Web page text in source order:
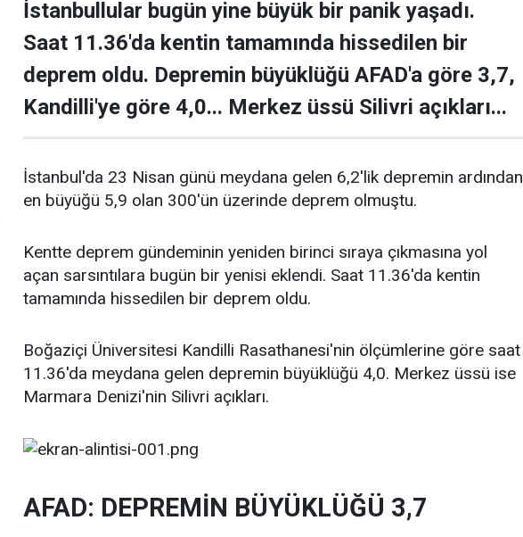
İstanbullular bugün yine büyük bir panik yaşadı.
Saat 11.36'da kentin tamamında hissedilen bir
deprem oldu. Depremin büyüklüğü AFAD'a göre 3,7,
Kandilli'ye göre 4,0... Merkez üssü Silivri açıkları...
İstanbul'da 23 Nisan günü meydana gelen 6,2'lik depremin ardından
en büyüğü 5,9 olan 300'ün üzerinde deprem olmuştu.
Kentte deprem gündeminin yeniden birinci sıraya çıkmasına yol
açan sarsıntılara bugün bir yenisi eklendi. Saat 11.36'da kentin
tamamında hissedilen bir deprem oldu.
Boğaziçi Üniversitesi Kandilli Rasathanesi'nin ölçümlerine göre saat
11.36'da meydana gelen depremin büyüklüğü 4,0. Merkez üssü ise
Marmara Denizi'nin Silivri açıkları.
AFAD: DEPREMİN BÜYÜKLÜĞÜ 3,7